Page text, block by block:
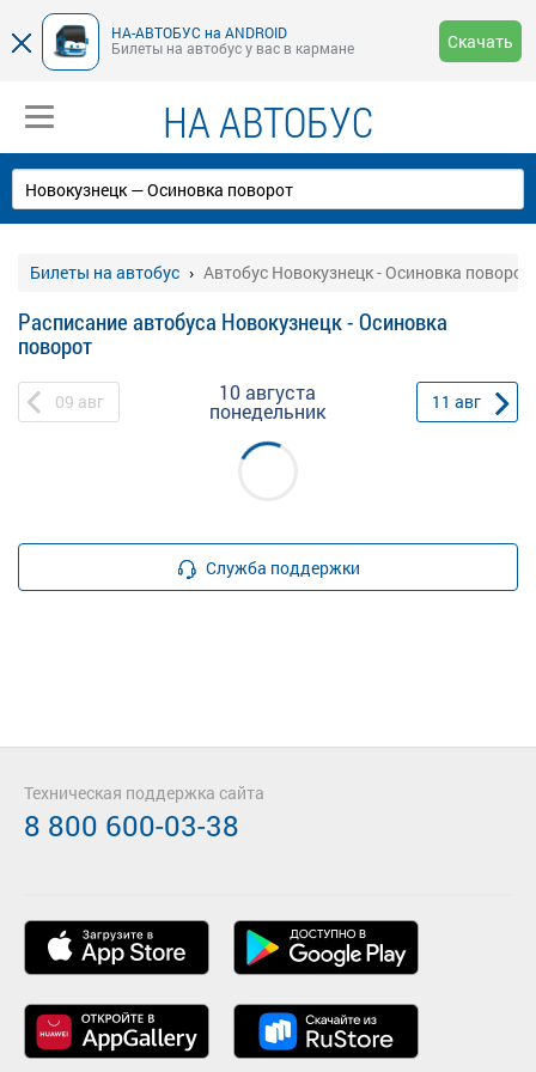
НА-АВТОБУС на ANDROID
Билеты на автобус у вас в кармане
Скачать
НА АВТОБУС
Билеты на автобус Автобус Новокузнецк - Осиновка поворот
Расписание автобуса Новокузнецк - Осиновка
поворот
09 авг 10 августа
понедельник 11 авг
Служба поддержки
Техническая поддержка сайта
8 800 600-03-38